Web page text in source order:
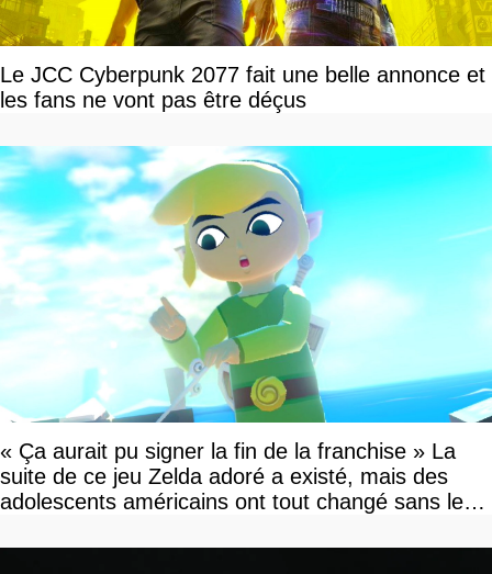
Le JCC Cyberpunk 2077 fait une belle annonce et
les fans ne vont pas être déçus
« Ça aurait pu signer la fin de la franchise » La
suite de ce jeu Zelda adoré a existé, mais des
adolescents américains ont tout changé sans le